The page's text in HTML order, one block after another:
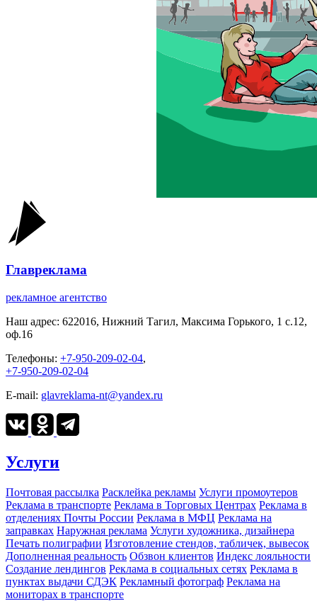
Главреклама
рекламное агентство
Наш адрес: 622016, Нижний Тагил, Максима Горького, 1 c.12,
оф.16
Телефоны: +7-950-209-02-04,
+7-950-209-02-04
E-mail: glavreklama-nt@yandex.ru
Услуги
Почтовая рассылка Расклейка рекламы Услуги промоутеров
Реклама в транспорте Реклама в Торговых Центрах Реклама в
отделениях Почты России Реклама в МФЦ Реклама на
заправках Наружная реклама Услуги художника, дизайнера
Печать полиграфии Изготовление стендов, табличек, вывесок
Дополненная реальность Обзвон клиентов Индекс лояльности
Создание лендингов Реклама в социальных сетях Реклама в
пунктах выдачи СДЭК Рекламный фотограф Реклама на
мониторах в транспорте